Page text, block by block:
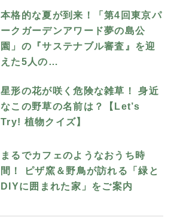
本格的な夏が到来！「第4回東京パ
ークガーデンアワード夢の島公
園」の『サステナブル審査』を迎
えた5人の…
星形の花が咲く危険な雑草！ 身近
なこの野草の名前は？【Let’s
Try! 植物クイズ】
まるでカフェのようなおうち時
間！ ピザ窯＆野鳥が訪れる「緑と
DIYに囲まれた家」をご案内